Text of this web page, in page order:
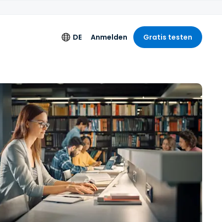
Logging
DE
Sprache
English
Deutsch
Español
Français
Italiano
Nederlands
Português
简体中文
Anmelden Gratis testen